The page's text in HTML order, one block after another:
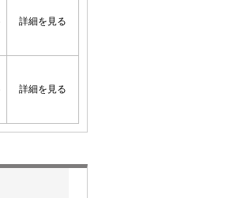
詳細を見る
詳細を見る